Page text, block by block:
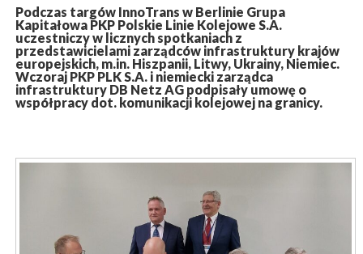
Podczas targów InnoTrans w Berlinie Grupa
Kapitałowa PKP Polskie Linie Kolejowe S.A.
uczestniczy w licznych spotkaniach z
przedstawicielami zarządców infrastruktury krajów
europejskich, m.in. Hiszpanii, Litwy, Ukrainy, Niemiec.
Wczoraj PKP PLK S.A. i niemiecki zarządca
infrastruktury DB Netz AG podpisały umowę o
współpracy dot. komunikacji kolejowej na granicy.